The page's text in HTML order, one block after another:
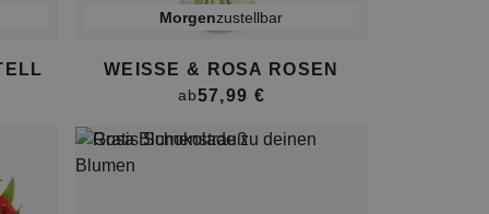
morgenzustellbar
WEISSE & ROSA ROSEN
ab57,99 €